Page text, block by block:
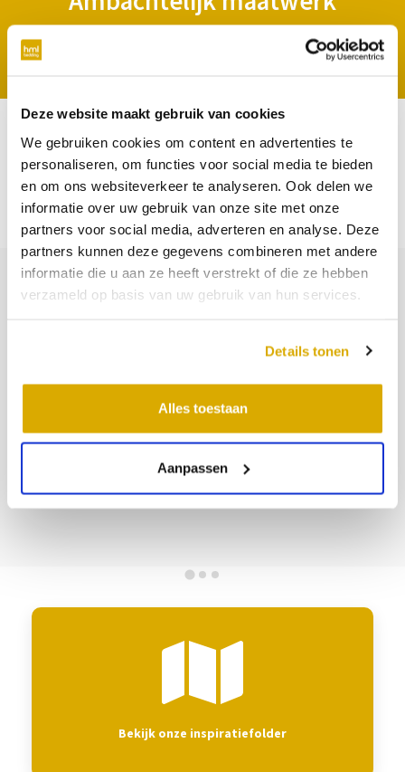
Deze website maakt gebruik van cookies
We gebruiken cookies om content en advertenties te
personaliseren, om functies voor social media te bieden
en om ons websiteverkeer te analyseren. Ook delen we
informatie over uw gebruik van onze site met onze
partners voor social media, adverteren en analyse. Deze
partners kunnen deze gegevens combineren met andere
informatie die u aan ze heeft verstrekt of die ze hebben
verzameld op basis van uw gebruik van hun services.
Details tonen
Alles toestaan
Aanpassen
9,3 klantwaardering
We helpen je graag!
Maak via onderstaande afspraakmodule een afspraak
in de winkel of klik op een van de mogelijkheden om te
kijken welke optie het beste bij jou past.
ZA ZO
12 13 14
17
18 19 20 21 22
23
Bekijk onze inspiratiefolder